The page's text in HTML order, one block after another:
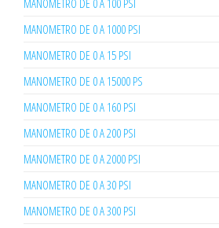
MANOMETRO DE 0 A 100 PSI
MANOMETRO DE 0 A 1000 PSI
MANOMETRO DE 0 A 15 PSI
MANOMETRO DE 0 A 15000 PS
MANOMETRO DE 0 A 160 PSI
MANOMETRO DE 0 A 200 PSI
MANOMETRO DE 0 A 2000 PSI
MANOMETRO DE 0 A 30 PSI
MANOMETRO DE 0 A 300 PSI